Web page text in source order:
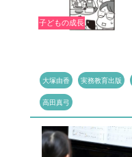
子どもの成長
大塚由香 実務教育出版
高田真弓